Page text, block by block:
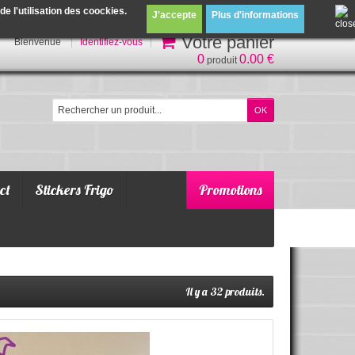
Bienvenue Identifiez-vous Votre panier
0 produit0.00 €
Promotions
Stickers Frigo
l'utilisation des coockies. J'accepte Plus d'informations
Il y a 32 produits.